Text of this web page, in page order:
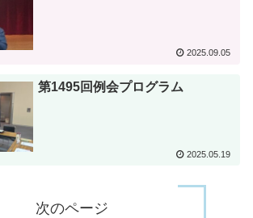
2025.09.05
第1495回例会プログラム
2025.05.19
次のページ